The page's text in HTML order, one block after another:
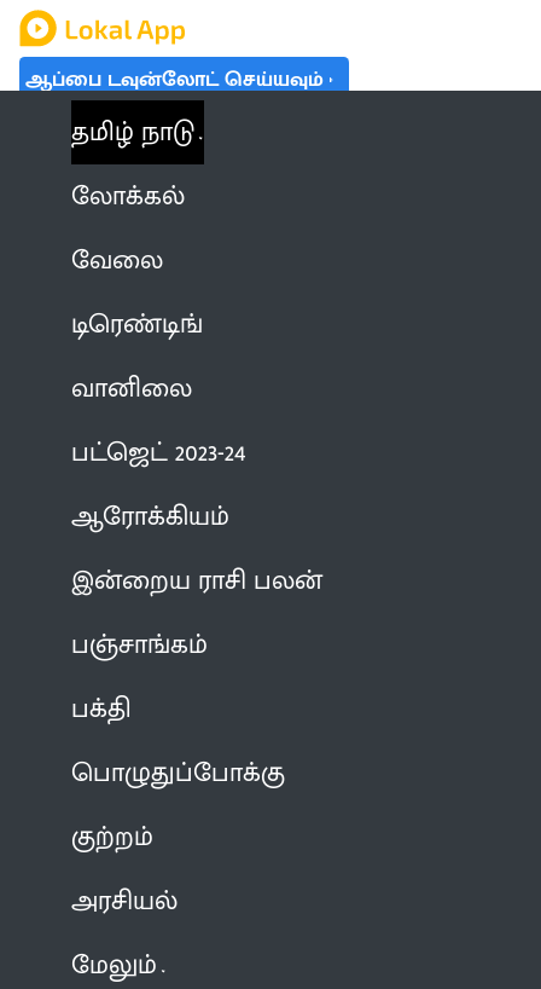
ஆப்பை டவுன்லோட் செய்யவும்
தமிழ் நாடு
லோக்கல்
வேலை
டிரெண்டிங்
வானிலை
பட்ஜெட் 2023-24
ஆரோக்கியம்
இன்றைய ராசி பலன்
பஞ்சாங்கம்
பக்தி
பொழுதுப்போக்கு
குற்றம்
அரசியல்
மேலும்